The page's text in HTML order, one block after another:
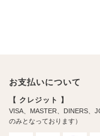
お支払いについて
【 クレジット 】
VISA、MASTER、DINERS、
のみとなっております）